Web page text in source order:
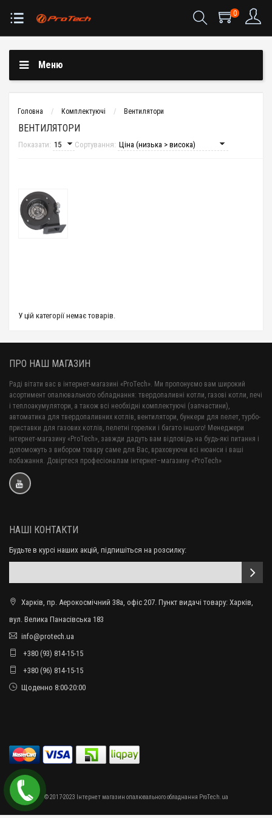
0
Меню
Головна Комплектуючі Вентилятори
ВЕНТИЛЯТОРИ
Показати: Сортування:
У цій категорії немає товарів.
ПРО НАШ МАГАЗИН
Раді вітати вас в інтернет-магазині «ProTech». Ми пропонуємо вам широкий
асортимент опалювального обладнання: твердопаливні котли, газові котли, печі
і теплоакумулятори, а також всі необхідні комплектуючі (запчастини),
автоматика для твердопаливних котлів, вентилятори, бункери для пелет, турбо-
приставки для газових котлів, пелетні горелки і багато іншого! Менеджери
інтернет-магазину «ProTech», завжди дадуть вам відповідь на будь-які питання і
допоможуть з вибором товару саме для Вас, враховуючи всі нюанси і ваші
побажання. Довіртеся професіоналам інтернет–магазину «ProTech»
НАШІ КОНТАКТИ
Будьте в курсі наших акцій, підпишіться на розсилку:
Харків, пр. Аерокосмічний 38а, офіс 207. Пункт видачі товару: Харків,
вул. Велика Панасівська 183
info@protech.ua
+380 (93) 814-15-15
+380 (96) 814-15-15
Щоденно 8:00-20:00
© 2017-2023 Інтернет магазин опалювального обладнання ProTech.ua